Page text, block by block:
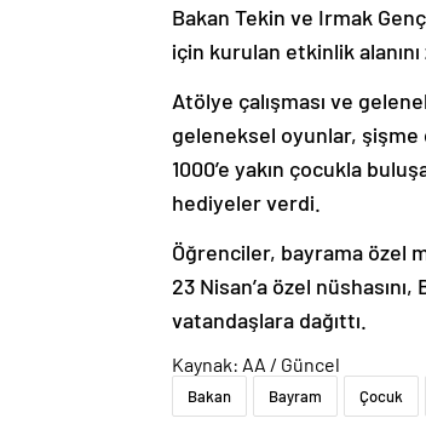
Bakan Tekin ve Irmak
için kurulan etkinlik
Atölye çalışması ve
geleneksel oyunlar, şişme
1000’e yakın çocukla
hediyeler verdi.
Öğrenciler, bayrama özel
23 Nisan’a özel
vatandaşlara dağıttı.
Kaynak: AA / Güncel
Bakan Bayram Çocuk